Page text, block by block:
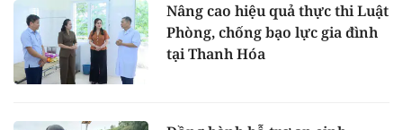
Nâng cao hiệu quả thực thi Luật
Phòng, chống bạo lực gia đình
tại Thanh Hóa